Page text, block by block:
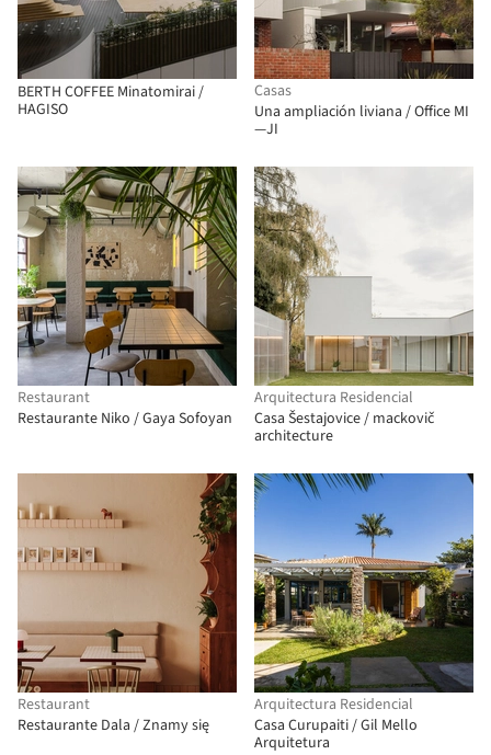
BERTH COFFEE Minatomirai /
HAGISO
Casas
Una ampliación liviana / Office MI
—JI
Restaurant
Restaurante Niko / Gaya Sofoyan
Arquitectura Residencial
Casa Šestajovice / mackovič
architecture
Restaurant
Restaurante Dala / Znamy się
Arquitectura Residencial
Casa Curupaiti / Gil Mello
Arquitetura